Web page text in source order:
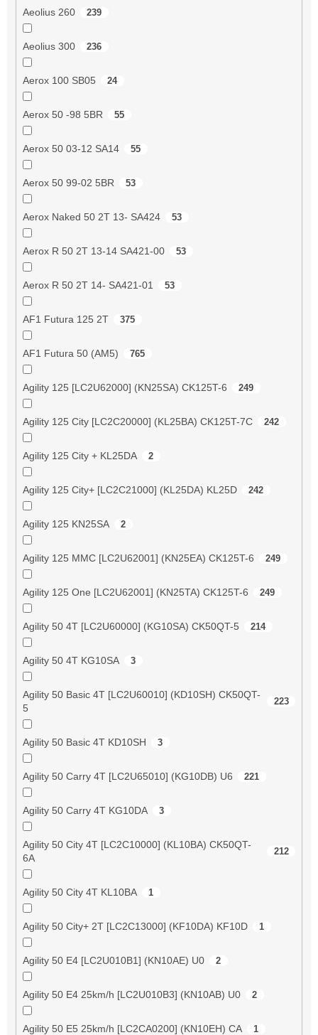
Aeolius 260 239
Aeolius 300 236
Aerox 100 SB05 24
Aerox 50 -98 5BR 55
Aerox 50 03-12 SA14 55
Aerox 50 99-02 5BR 53
Aerox Naked 50 2T 13- SA424 53
Aerox R 50 2T 13-14 SA421-00 53
Aerox R 50 2T 14- SA421-01 53
AF1 Futura 125 2T 375
AF1 Futura 50 (AM5) 765
Agility 125 [LC2U62000] (KN25SA) CK125T-6 249
Agility 125 City [LC2C20000] (KL25BA) CK125T-7C 242
Agility 125 City + KL25DA 2
Agility 125 City+ [LC2C21000] (KL25DA) KL25D 242
Agility 125 KN25SA 2
Agility 125 MMC [LC2U62001] (KN25EA) CK125T-6 249
Agility 125 One [LC2U62001] (KN25TA) CK125T-6 249
Agility 50 4T [LC2U60000] (KG10SA) CK50QT-5 214
Agility 50 4T KG10SA 3
Agility 50 Basic 4T [LC2U60010] (KD10SH) CK50QT-
5
223
Agility 50 Basic 4T KD10SH 3
Agility 50 Carry 4T [LC2U65010] (KG10DB) U6 221
Agility 50 Carry 4T KG10DA 3
Agility 50 City 4T [LC2C10000] (KL10BA) CK50QT-
6A
212
Agility 50 City 4T KL10BA 1
Agility 50 City+ 2T [LC2C13000] (KF10DA) KF10D 1
Agility 50 E4 [LC2U010B1] (KN10AE) U0 2
Agility 50 E4 25km/h [LC2U010B3] (KN10AB) U0 2
Agility 50 E5 25km/h [LC2CA0200] (KN10EH) CA 1